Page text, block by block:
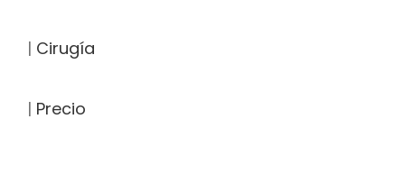
| Cirugía
| Precio